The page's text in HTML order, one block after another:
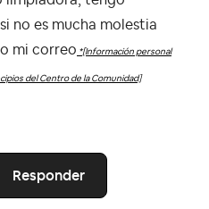
no es mucha molestia
mi correo *[Información personal
del Centro de la Comunidad]
Responder